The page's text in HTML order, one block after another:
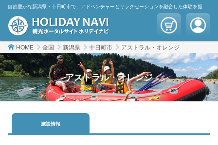
自然豊かな新潟県・十日町市で、アドベンチャーとリラクゼーションを融合した体験を提供するアストラル・オレンジ｜Astral Orange Outdoor | ホリデイナビ
HOME 全国 新潟県 十日町市 アストラル・オレンジ
アストラル・オレンジ
施設情報